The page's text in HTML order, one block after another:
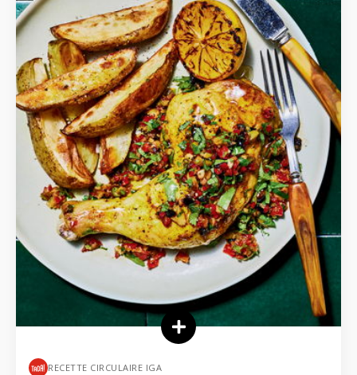
RECETTE CIRCULAIRE IGA